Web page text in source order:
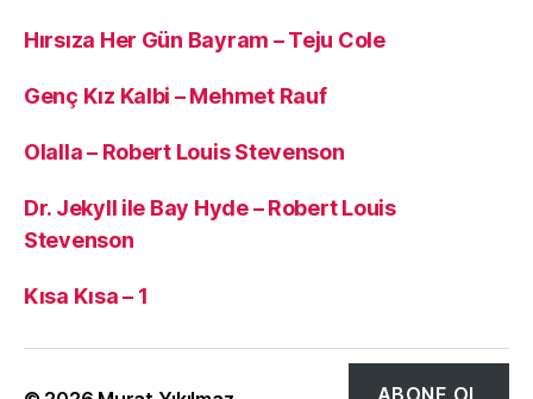
Hırsıza Her Gün Bayram – Teju Cole
Genç Kız Kalbi – Mehmet Rauf
Olalla – Robert Louis Stevenson
Dr. Jekyll ile Bay Hyde – Robert Louis
Stevenson
Kısa Kısa – 1
ABONE OL